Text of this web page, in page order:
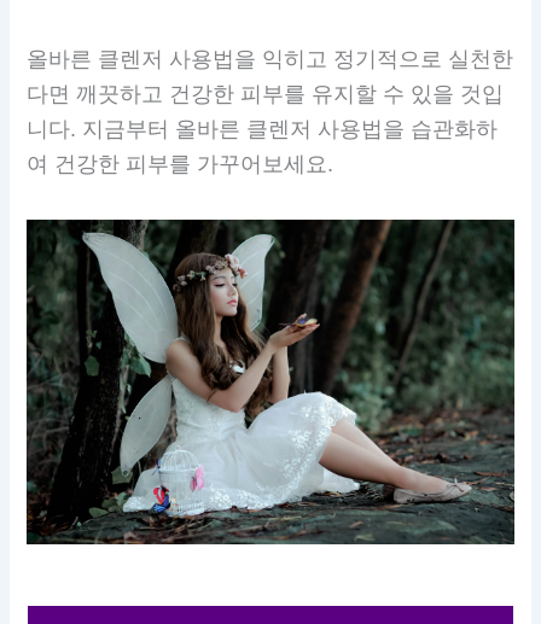
올바른 클렌저 사용법을 익히고 정기적으로 실천한
다면 깨끗하고 건강한 피부를 유지할 수 있을 것입
니다. 지금부터 올바른 클렌저 사용법을 습관화하
여 건강한 피부를 가꾸어보세요.